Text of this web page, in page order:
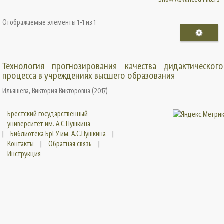
Отображаемые элементы 1-1 из 1
Технология прогнозирования качества дидактического
процесса в учреждениях высшего образования
Ильяшева, Виктория Викторовна (2017)
Брестский государственный
университет им. А.С.Пушкина
|
Библиотека БрГУ им. А.С.Пушкина
|
Контакты
| Обратная связь
|
Инструкция